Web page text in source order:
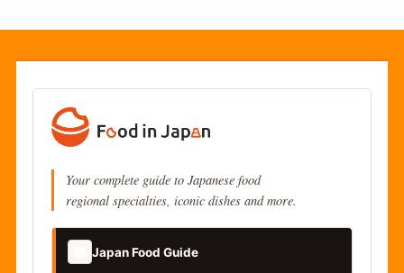
Your complete guide to Japanese food
regional specialties, iconic dishes and more.
Japan Food Guide